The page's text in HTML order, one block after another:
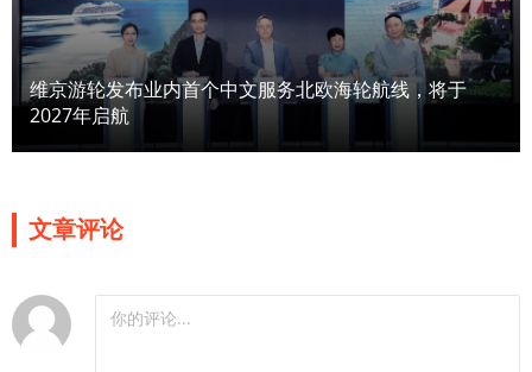
维京游轮发布业内首个中文服务北欧海轮航线，将于
2027年启航
文章评论